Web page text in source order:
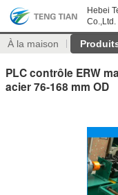
Hebei
Co.,Ltd.
À la maison
PLC contrôle ERW
acier 76-168 mm OD